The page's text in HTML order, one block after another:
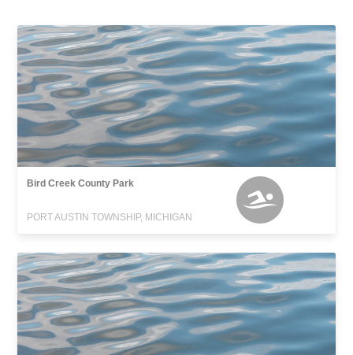
Bird Creek County Park
PORT AUSTIN TOWNSHIP, MICHIGAN